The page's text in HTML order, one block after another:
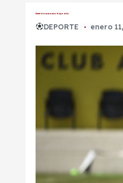
América suma una baja más
DEPORTE enero